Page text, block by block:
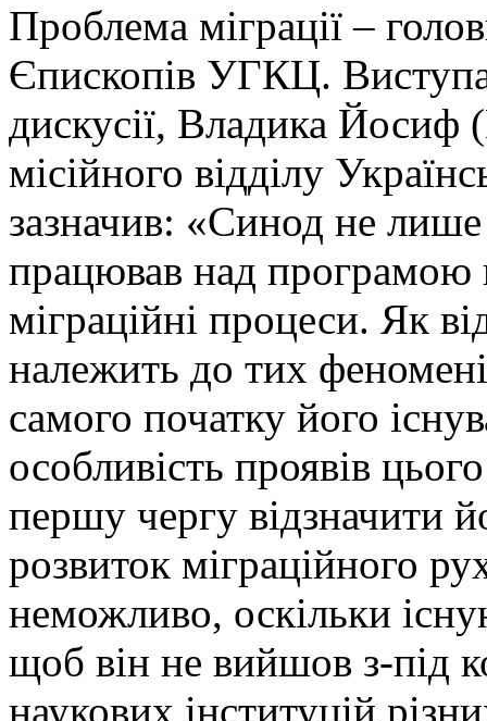
Проблема міграції –
Єпископів УГКЦ.
дискусії, Владика Йосиф
місійного відділу
зазначив: «Синод не лише
працював над програмою
міграційні процеси. Як
належить до тих
самого початку його
особливість проявів
першу чергу відзначити
розвиток міграційного
неможливо, оскільки
щоб він не вийшов з-під
наукових інституцій